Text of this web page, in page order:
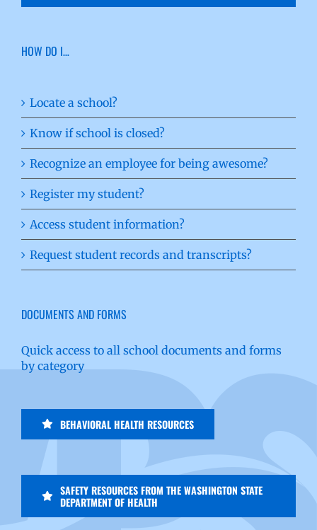
HOW DO I…
Locate a school?
Know if school is closed?
Recognize an employee for being awesome?
Register my student?
Access student information?
Request student records and transcripts?
DOCUMENTS AND FORMS
Quick access to all school documents and forms
by category
BEHAVIORAL HEALTH RESOURCES
SAFETY RESOURCES FROM THE WASHINGTON STATE
DEPARTMENT OF HEALTH